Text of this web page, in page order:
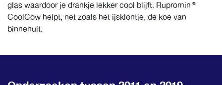
glas waardoor je drankje lekker cool blijft. Rupromin®
CoolCow helpt, net zoals het ijsklontje, de koe van
binnenuit.